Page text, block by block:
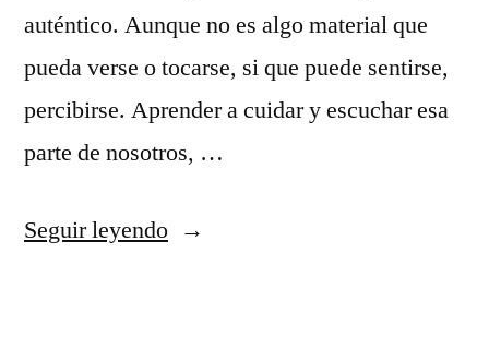
auténtico. Aunque no es algo material que
pueda verse o tocarse, si que puede sentirse,
percibirse. Aprender a cuidar y escuchar esa
parte de nosotros, …
Seguir leyendo«Las